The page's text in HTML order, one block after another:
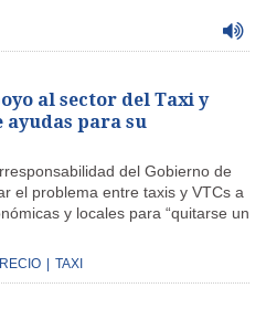
al sector del Taxi y
para su
del Gobierno de
el problema entre taxis y VTCs a
y locales para “quitarse un
TAXI